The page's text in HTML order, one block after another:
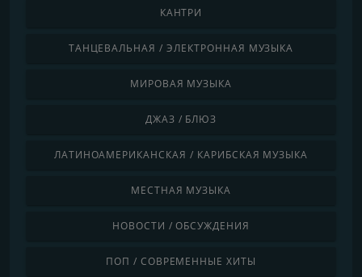
КАНТРИ
ТАНЦЕВАЛЬНАЯ / ЭЛЕКТРОННАЯ МУЗЫКА
МИРОВАЯ МУЗЫКА
ДЖАЗ / БЛЮЗ
ЛАТИНОАМЕРИКАНСКАЯ / КАРИБСКАЯ МУЗЫКА
МЕСТНАЯ МУЗЫКА
НОВОСТИ / ОБСУЖДЕНИЯ
ПОП / СОВРЕМЕННЫЕ ХИТЫ